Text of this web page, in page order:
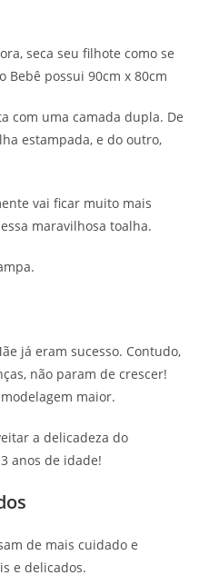
seca seu filhote como se
Bebê possui 90cm x 80cm
com uma camada dupla. De
estampada, e do outro,
vai ficar muito mais
maravilhosa toalha.
já eram sucesso. Contudo,
não param de crescer!
maior.
a delicadeza do
anos de idade!
de mais cuidado e
e delicados.